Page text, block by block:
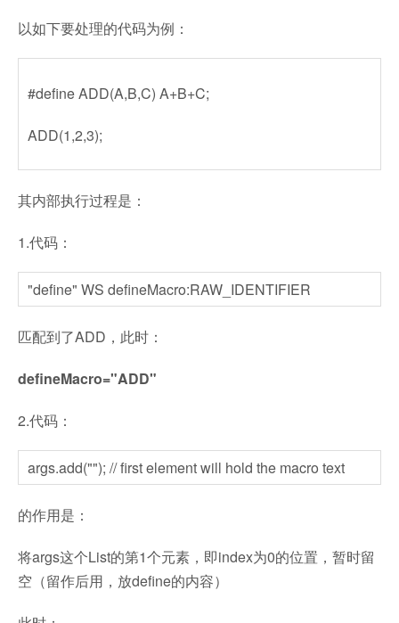
以如下要处理的代码为例：
#define ADD(A,B,C) A+B+C;
ADD(1,2,3);
其内部执行过程是：
1.代码：
"define" WS defineMacro:RAW_IDENTIFIER
匹配到了ADD，此时：
defineMacro="ADD"
2.代码：
args.add(""); // first element will hold the macro text
的作用是：
将args这个List的第1个元素，即index为0的位置，暂时留
空（留作后用，放define的内容）